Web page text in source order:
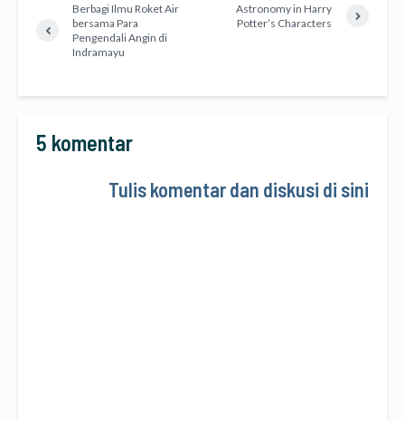
Berbagi Ilmu Roket Air
bersama Para
Pengendali Angin di
Indramayu
Astronomy in Harry
Potter’s Characters
5 komentar
Tulis komentar dan diskusi di sini